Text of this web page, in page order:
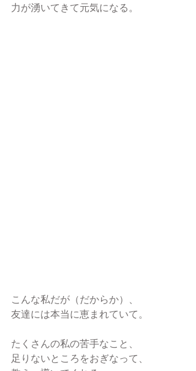
力が湧いてきて元気になる。
こんな私だが（だからか）、
友達には本当に恵まれていて。
たくさんの私の苦手なこと、
足りないところをおぎなって、